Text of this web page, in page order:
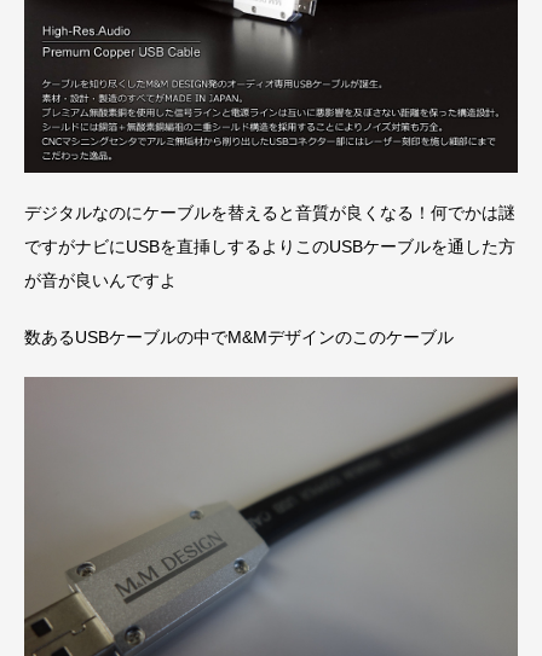
デジタルなのにケーブルを替えると音質が良くなる！何でかは謎
ですがナビにUSBを直挿しするよりこのUSBケーブルを通した方
が音が良いんですよ
数あるUSBケーブルの中でM&Mデザインのこのケーブル